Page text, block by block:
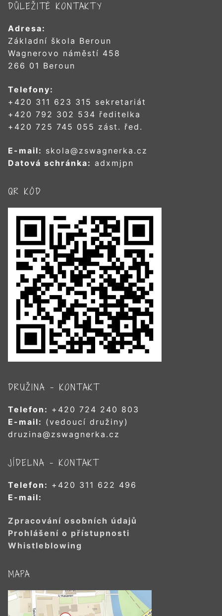
DŮLEŽITÉ KONTAKTY
Adresa:
Základní škola Beroun
Wagnerovo náměstí 458
266 01 Beroun
Telefony:
+420 311 623 315 sekretariát
+420 792 302 534 ředitelka
+420 725 745 055 zást. řed.
E-mail: skola@zswagnerka.cz
Datová schránka: adxmjpn
QR KÓD
DRUŽINA – KONTAKT
Telefon: +420 724 240 803
E-mail: (vedoucí družiny)
druzina@zswagnerka.cz
JÍDELNA – KONTAKT
Telefon: +420 311 622 496
E-mail:
Zpracování osobních údajů
Prohlášení o přístupnosti
Whistleblowing
MAPA